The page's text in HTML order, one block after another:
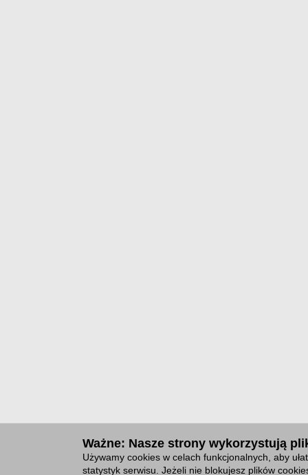
Ważne: Nasze strony wykorzystują
Używamy cookies w celach funkcjonalnych, aby
statystyk serwisu. Jeżeli nie blokujesz plików